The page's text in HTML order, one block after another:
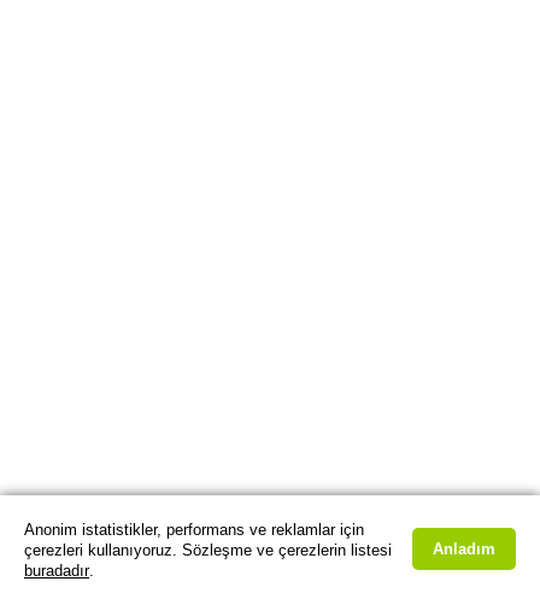
Anonim istatistikler, performans ve reklamlar için
çerezleri kullanıyoruz. Sözleşme ve çerezlerin listesi
buradadır.
Anladım